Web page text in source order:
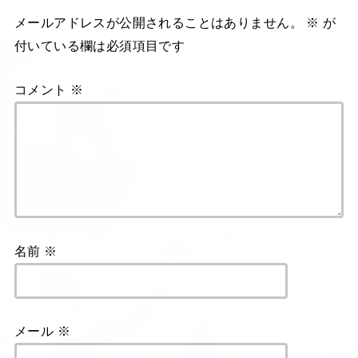
メールアドレスが公開されることはありません。 ※ が
付いている欄は必須項目です
コメント ※
名前 ※
メール ※